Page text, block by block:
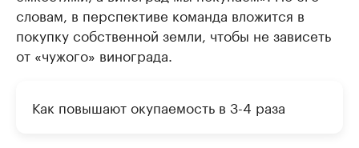
словам, в перспективе команда вложится в
покупку собственной земли, чтобы не зависеть
от «чужого» винограда.
Как повышают окупаемость в 3-4 раза